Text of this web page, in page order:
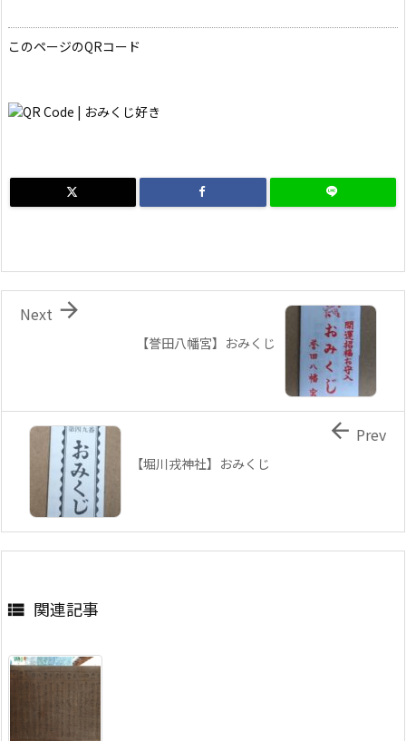
このページのQRコード
【誉田八幡宮】おみくじ

Next
【堀川戎神社】おみくじ
 Prev
 関連記事